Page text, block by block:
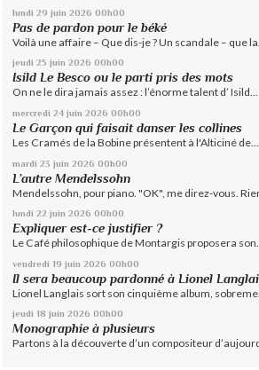
lundi 29 juin 2026 00h00
Pas de pardon pour le béké
Voilà une affaire – Que dis-je ? Un scandale – que la...
jeudi 25 juin 2026 00h00
Isild Le Besco ou le parti pris des mots
On ne le dira jamais assez : l’énorme talent d’ Isild...
mercredi 24 juin 2026 00h00
Le Garçon qui faisait danser les collines
Les Cramés de la Bobine présentent à l'Alticiné de...
mardi 23 juin 2026 00h00
L’autre Mendelssohn
Mendelssohn, pour piano. "OK", me direz-vous. Rien
lundi 22 juin 2026 00h00
Expliquer est-ce justifier ?
Le Café philosophique de Montargis proposera
vendredi 19 juin 2026 00h00
Il sera beaucoup pardonné à Lionel
Lionel Langlais sort son cinquième album,
jeudi 18 juin 2026 00h00
Monographie à plusieurs
Partons à la découverte d’un compositeur